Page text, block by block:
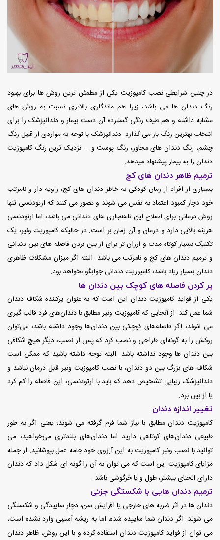
در چنین شرایطی نصب کامپوزیت یکی از مطمئن ترین روش ها برای بهبود
رنگ دندان ها می باشد، زیرا هم ماندگاری بالاتری نسبت به روش های
مشابه داشته و هم طیف رنگی گسترده آن دست بیمار و دندانپزشک را برای
انتخاب بهترین رنگ باز می گذارد. دندانپزشک با توجه به مواردی از قبیل رنگ
چشم، رنگ دندان های مجاور، رنگ پوست و ... نزدیک ترین رنگ کامپوزیت
دندان را به بیمار پیشنهاد میدهد.
ترمیم ظاهر دندان های کج
بسیاری از افراد از زمان کودکی به خاطر دندان های کج، زاویه دار و نامرتب
خود دچار کمبود اعتماد به نفس می شوند و تصور می کنند که ارتودنسی تنها
روش درمانی برای اصلاح این ناهنجاری های دندانی می باشد، اما ارتودنسی
هزینه بالایی دارد و درمان و آن زمان بر است. در حالیکه کامپوزیت ونیر، یک
تکنیک بسیار کوتاه مدت و ارزان تر برای از بین بردن فاصله های بین دندانی
و ترمیم دندان های کج و نامرتب می باشد. البته اگر میزان مشکلات ظاهری
دندان بسیار زیاد باشد، کامپوزیت دندانی جوابگو نخواهد بود.
پر کردن فاصله های کوچک بین دندان ها
یکی از فواید کامپوزیت دندان این است که به عنوان پرکننده شکاف دندان
شما عمل کند. از آنجایی که کامپوزیت ونیر مطابق با دندان‌های فرد قالب گیری
می شوند، اگر فاصله‌های کوچکی بین دندان‌ها وجود داشته باشد، می‌توان
روکش‌ را به گونه‌ای طراحی و نصب کرد که پس از نصب، دیگر هیچ شکافی
بین دندان ها وجود نداشته باشد. البته توجه داشته باشید که ممکن است
شکاف های بزرگ بین دو دندان، با نصب کامپوزیت ونیر قابل درمان نباشد و
دندانپزشک زیبایی تشخیص دهد که باید با ارتودنسی، این فاصله را کم کرد
یا از بین برد.
تغییر اندازه دندان
کامپوزیت دندان مطابق با نیاز شما فرم گرفته می شوند؛ یعنی اگر به طور
طبیعی دندان‌های کوتاهی دارید اما دندان‌های بلندتری می‌خواهید، می
توانید با نصب ونیر کامپوزیت به این آرزوی خود جامه عمل بپوشانید. از جمله
مزایای کامپوزیت این است که می توان به آن را گونه ای شکل داد که دندان
دارای انحنای بیشتر، طول و یا خرگوشی باشد.
ترمیم دندان هایی با شکستگی جزئی
دندان ها در اثر ضربه های خارجی یا افزایش سن، دچار ساییدگی و شکستگی
می شوند. اگر دندان شما ساییده شده، اما به ریشه آسیبی وارد نشده است،
می توان از فواید کامپوزیت دندان استفاده کرده و با این روش، ظاهر دندان